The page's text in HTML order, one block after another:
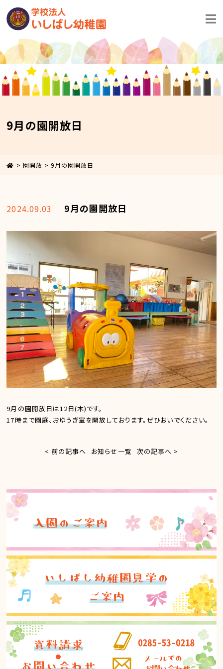
9月の園開放日
> 園開放 > 9月の園開放日
2024.09.03 9月の園開放日
9月の園開放日は12日(木)です。
17時まで園庭、おゆうぎ室を開放しております。ぜひおいでください。
< 前の記事へ お知らせ一覧 次の記事へ >